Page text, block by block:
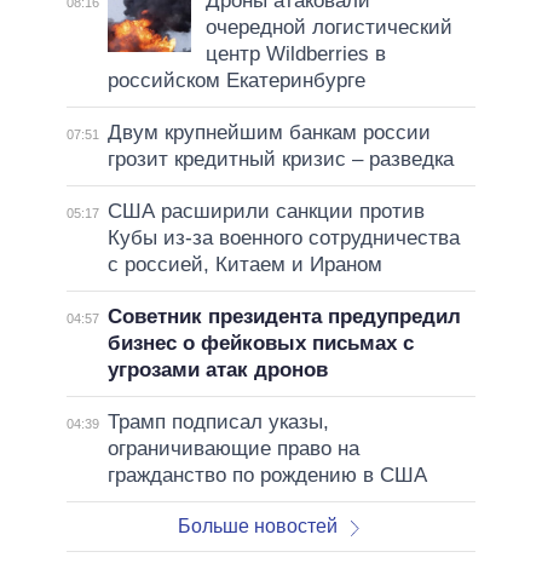
очередной логистический
центр Wildberries в
российском Екатеринбурге
07:51
Двум крупнейшим банкам россии
грозит кредитный кризис – разведка
05:17
США расширили санкции против
Кубы из-за военного сотрудничества
с россией, Китаем и Ираном
04:57 Советник президента предупредил
бизнес о фейковых письмах с
угрозами атак дронов
04:39 Трамп подписал указы,
ограничивающие право на
гражданство по рождению в США
Больше новостей